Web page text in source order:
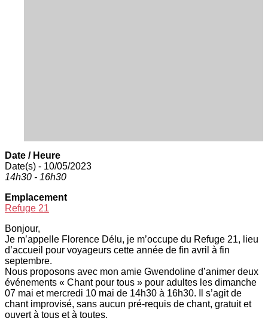
Date / Heure
Date(s) - 10/05/2023
14h30 - 16h30
Emplacement
Refuge 21
Bonjour,
Je m’appelle Florence Délu, je m’occupe du Refuge 21, lieu
d’accueil pour voyageurs cette année de fin avril à fin
septembre.
Nous proposons avec mon amie Gwendoline d’animer deux
événements « Chant pour tous » pour adultes les dimanche
07 mai et mercredi 10 mai de 14h30 à 16h30. Il s’agit de
chant improvisé, sans aucun pré-requis de chant, gratuit et
ouvert à tous et à toutes.